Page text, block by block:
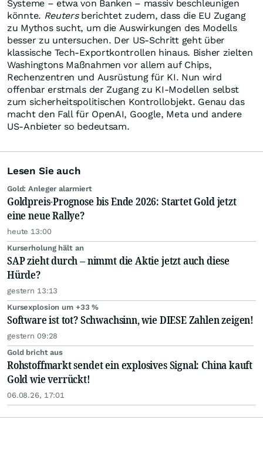
Systeme – etwa von Banken – massiv beschleunigen
könnte. Reutersberichtet zudem, dass die EU Zugang
zu Mythos sucht, um die Auswirkungen des Modells
besser zu untersuchen. Der US-Schritt geht über
klassische Tech-Exportkontrollen hinaus. Bisher zielten
Washingtons Maßnahmen vor allem auf Chips,
Rechenzentren und Ausrüstung für KI. Nun wird
offenbar erstmals der Zugang zu KI-Modellen selbst
zum sicherheitspolitischen Kontrollobjekt. Genau das
macht den Fall für OpenAI, Google, Meta und andere
US-Anbieter so bedeutsam.
Lesen Sie auch
Gold: Anleger alarmiert
Goldpreis-Prognose bis Ende 2026: Startet Gold jetzt
eine neue Rallye?
heute 13:00
Kurserholung hält an
SAP zieht durch – nimmt die Aktie jetzt auch diese
Hürde?
gestern 13:13
Kursexplosion um +33 %
Software ist tot? Schwachsinn, wie DIESE Zahlen zeigen!
gestern 09:28
Gold bricht aus
Rohstoffmarkt sendet ein explosives Signal: China kauft
Gold wie verrückt!
06.08.26, 17:01